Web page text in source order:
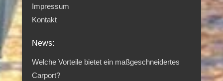
Impressum
Kontakt
News:
Welche Vorteile bietet ein maßgeschneidertes
Carport?